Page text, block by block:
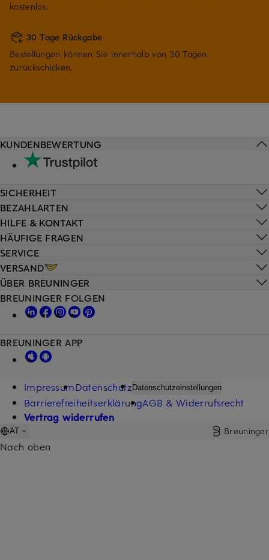
kostenlos.
30 Tage Rückgabe
Bestellungen können Sie innerhalb von 30 Tagen
zurückschicken.
HILFE & KONTAKT
HÄUFIGE FRAGEN
SERVICE
VERSAND
KUNDENBEWERTUNG
SICHERHEIT
BEZAHLARTEN
ÜBER BREUNINGER
BREUNINGER FOLGEN
BREUNINGER APP
ImpressumDatenschutz Datenschutzeinstellungen
BarrierefreiheitserklärungAGB & Widerrufsrecht
Vertrag widerrufen
AT Breuninger
Nach oben